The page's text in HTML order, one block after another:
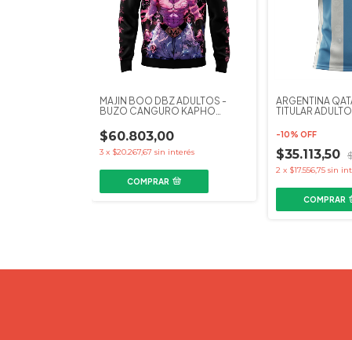
MAJIN BOO DBZ ADULTOS -
BUZO CANGURO KAPHO
$60.803,00
3 x $20.267,67 sin interés
COMPRAR
ARGENTINA
TITULAR
-10% OFF
$35.113,50
2 x $17.556,75 sin
COMPRAR